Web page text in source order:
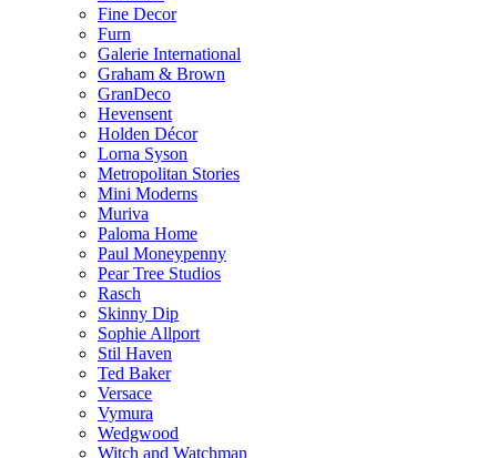
Fine Decor
Furn
Galerie International
Graham & Brown
GranDeco
Hevensent
Holden Décor
Lorna Syson
Metropolitan Stories
Mini Moderns
Muriva
Paloma Home
Paul Moneypenny
Pear Tree Studios
Rasch
Skinny Dip
Sophie Allport
Stil Haven
Ted Baker
Versace
Vymura
Wedgwood
Witch and Watchman